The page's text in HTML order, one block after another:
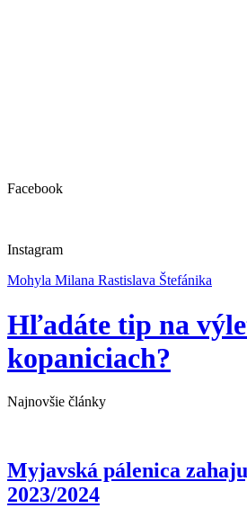
Facebook
Instagram
Mohyla Milana Rastislava Štefánika
Hľadáte tip na
kopaniciach?
Najnovšie články
Myjavská pálenica
2023/2024